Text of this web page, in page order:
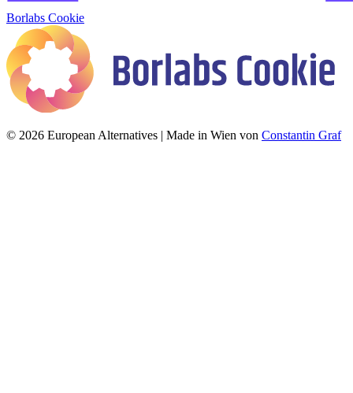
Borlabs Cookie
© 2026 European Alternatives | Made in Wien von Constantin Graf